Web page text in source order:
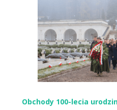
Obchody 100-lecia